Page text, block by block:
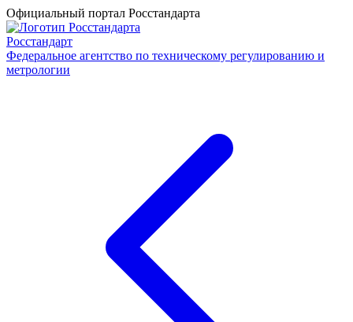
Официальный портал Росстандарта
Росстандарт
Федеральное агентство по техническому регулированию и
метрологии